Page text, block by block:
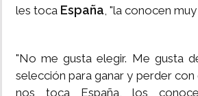
les toca España, "la conocen muy
"No me gusta elegir. Me gusta
selección para ganar y perder con
nos toca España, los